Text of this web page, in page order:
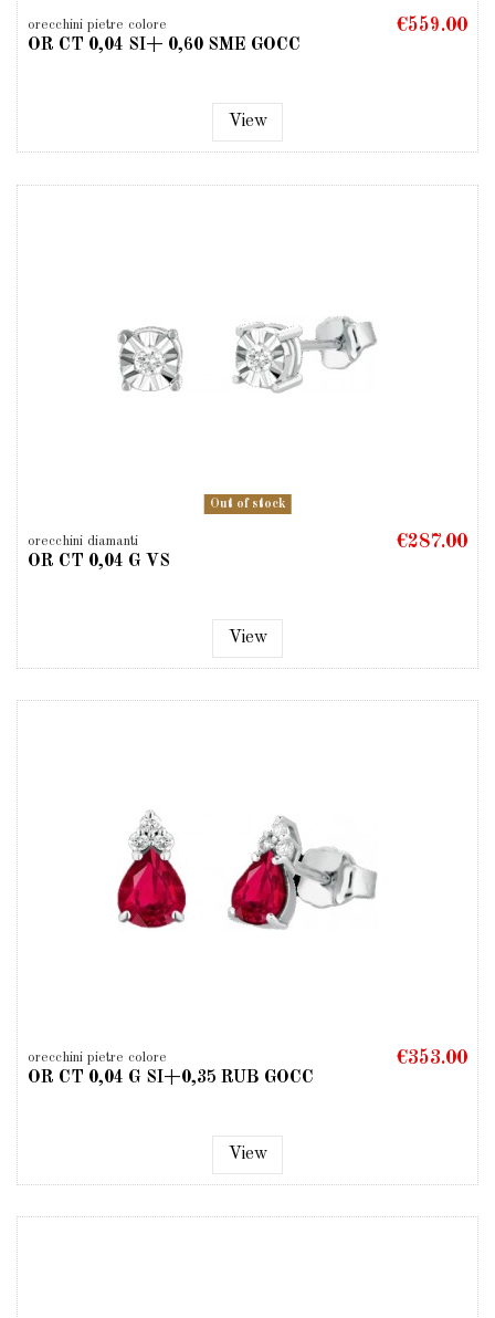
orecchini pietre colore
OR CT 0,04 SI+ 0,60 SME GOCC
€559.00
View
Out of stock
orecchini diamanti
OR CT 0,04 G VS
€287.00
View
orecchini pietre colore
OR CT 0,04 G SI+0,35 RUB GOCC
€353.00
View